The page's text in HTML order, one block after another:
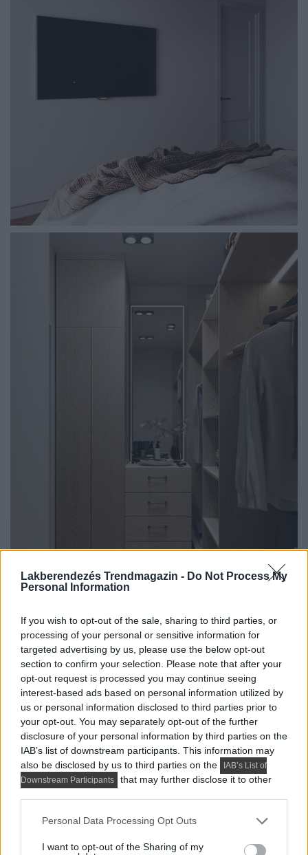
Lakberendezés Trendmagazin - Do Not Process My
Personal Information
If you wish to opt-out of the sale, sharing to third parties, or
processing of your personal or sensitive information for
targeted advertising by us, please use the below opt-out
section to confirm your selection. Please note that after your
opt-out request is processed you may continue seeing
interest-based ads based on personal information utilized by
us or personal information disclosed to third parties prior to
your opt-out. You may separately opt-out of the further
disclosure of your personal information by third parties on the
IAB’s list of downstream participants. This information may
also be disclosed by us to third parties on the
IAB’s List of
Downstream Participants
that may further disclose it to other
Please note that this website/app uses one or more Google
not limited to your visit or usage behaviour. You may click to
Personal Data Processing Opt Outs
I want to opt-out of the Sharing of my